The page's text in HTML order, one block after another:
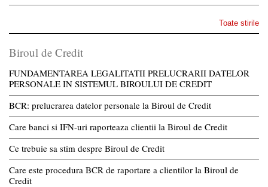
Toate stirile
Biroul de Credit
FUNDAMENTAREA LEGALITATII PRELUCRARII DATELOR
PERSONALE IN SISTEMUL BIROULUI DE CREDIT
BCR: prelucrarea datelor personale la Biroul de Credit
Care banci si IFN-uri raporteaza clientii la Biroul de Credit
Ce trebuie sa stim despre Biroul de Credit
Care este procedura BCR de raportare a clientilor la Biroul de
Credit